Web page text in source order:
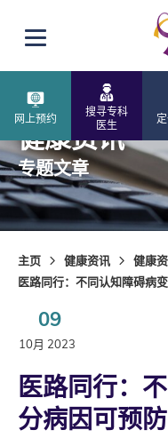
打开选单
网上预约
搜寻专科
医生
健康资讯
专题文章
主页 健康资讯
健康
医路同行：不同认知障碍病
09
10月 2023
医路同行：
分病因可预防